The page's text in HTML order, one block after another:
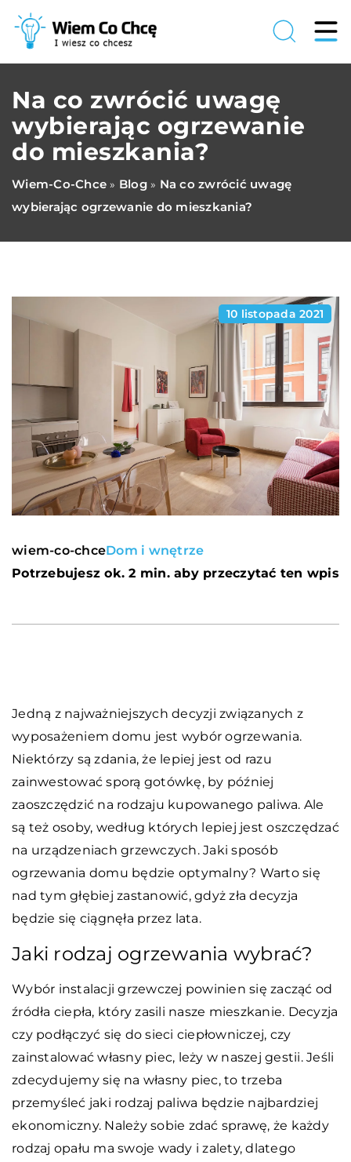
Na co zwrócić uwagę
wybierając ogrzewanie
do mieszkania?
Wiem-Co-Chce » Blog» Na co zwrócić uwagę
wybierając ogrzewanie do mieszkania?
10 listopada 2021
wiem-co-chceDom i wnętrze
Potrzebujesz ok. 2 min. aby przeczytać ten wpis
Jedną z najważniejszych decyzji związanych z
wyposażeniem domu jest wybór ogrzewania.
Niektórzy są zdania, że lepiej jest od razu
zainwestować sporą gotówkę, by później
zaoszczędzić na rodzaju kupowanego paliwa. Ale
są też osoby, według których lepiej jest oszczędzać
na urządzeniach grzewczych. Jaki sposób
ogrzewania domu będzie optymalny? Warto się
nad tym głębiej zastanowić, gdyż zła decyzja
będzie się ciągnęła przez lata.
Jaki rodzaj ogrzewania wybrać?
Wybór instalacji grzewczej powinien się zacząć od
źródła ciepła, który zasili nasze mieszkanie. Decyzja
czy podłączyć się do sieci ciepłowniczej, czy
zainstalować własny piec, leży w naszej gestii. Jeśli
zdecydujemy się na własny piec, to trzeba
przemyśleć jaki rodzaj paliwa będzie najbardziej
ekonomiczny. Należy sobie zdać sprawę, że każdy
rodzaj opału ma swoje wady i zalety, dlatego